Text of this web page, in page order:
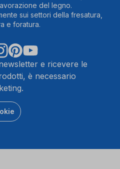
del legno.
sui settori della fresatura,
e foratura.
e ricevere le
è necessario